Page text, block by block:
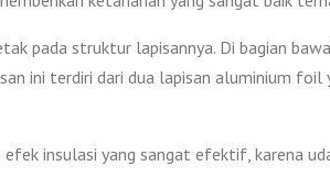
pada struktur lapisannya. Di bagian
ini terdiri dari dua lapisan aluminium
insulasi yang sangat efektif, karena